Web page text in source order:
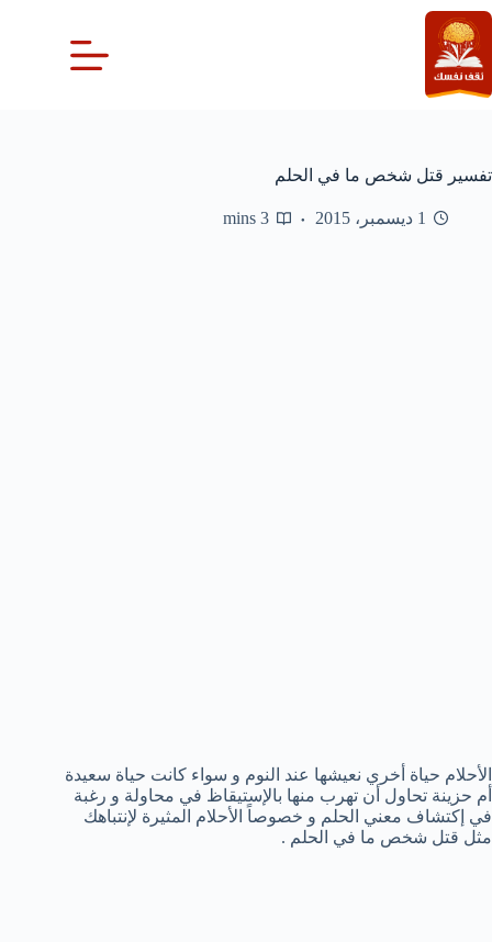
التجاوز
إلى
المحتوى
تفسير قتل شخص ما في الحلم
1 ديسمبر، 2015 3 mins
الأحلام حياة أخري نعيشها عند النوم و سواء كانت حياة سعيدة
أم حزينة تحاول أن تهرب منها بالإستيقاظ في محاولة و رغبة
في إكتشاف معني الحلم و خصوصاً الأحلام المثيرة لإنتباهك
مثل قتل شخص ما في الحلم .